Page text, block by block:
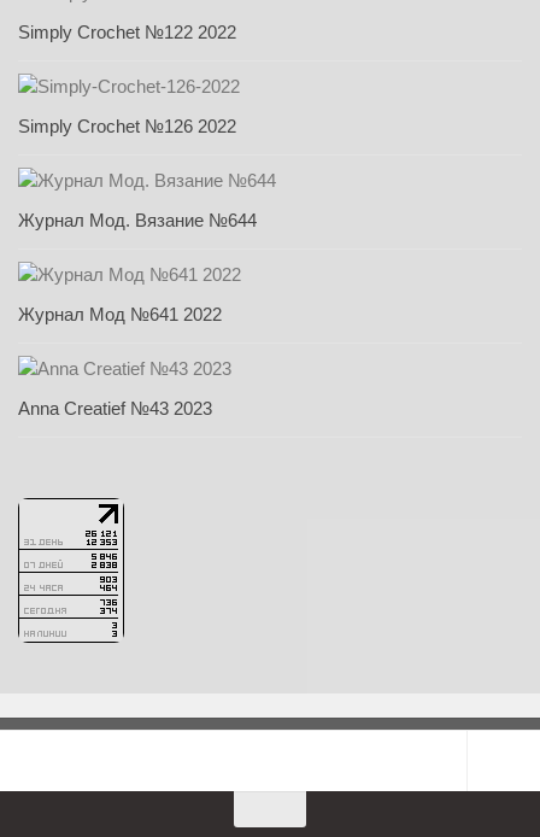
Simply Crochet №122 2022
Simply Crochet №126 2022
Журнал Мод. Вязание №644
Журнал Мод №641 2022
Anna Creatief №43 2023